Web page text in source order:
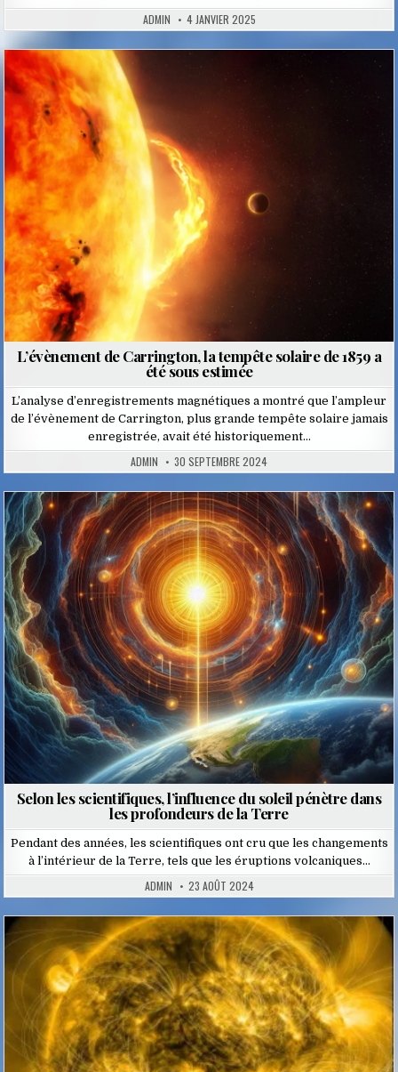
ADMIN 4 JANVIER 2025
L’évènement de Carrington, la tempête solaire de 1859 a
été sous estimée
L’analyse d’enregistrements magnétiques a montré que l’ampleur
de l’évènement de Carrington, plus grande tempête solaire jamais
enregistrée, avait été historiquement…
ADMIN 30 SEPTEMBRE 2024
Posted
in
Selon les scientifiques, l’influence du soleil pénètre dans
les profondeurs de la Terre
Pendant des années, les scientifiques ont cru que les changements
à l’intérieur de la Terre, tels que les éruptions volcaniques…
ADMIN 23 AOÛT 2024
Posted
in